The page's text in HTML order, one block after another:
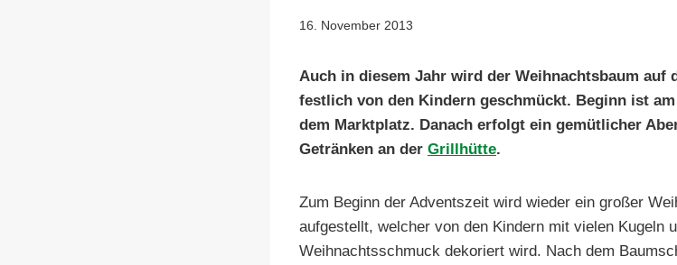
16. November 2013
Auch in diesem Jahr wird der Weihnachtsbaum auf
festlich von den Kindern geschmückt. Beginn ist
dem Marktplatz. Danach erfolgt ein gemütlicher
Getränken an der Grillhütte.
Zum Beginn der Adventszeit wird wieder ein großer
aufgestellt, welcher von den Kindern mit vielen Kugeln
Weihnachtsschmuck dekoriert wird. Nach dem